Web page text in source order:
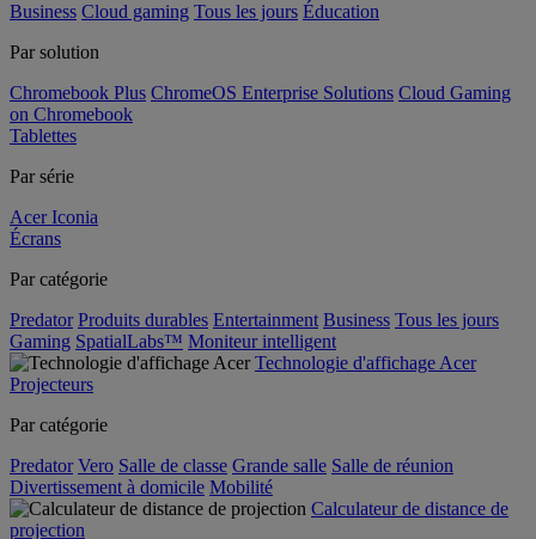
Business Cloud gaming Tous les jours Éducation
Par solution
Chromebook Plus ChromeOS Enterprise Solutions Cloud Gaming
on Chromebook
Tablettes
Par série
Acer Iconia
Écrans
Par catégorie
Predator Produits durables Entertainment Business Tous les jours
Gaming SpatialLabs™ Moniteur intelligent
Technologie d'affichage Acer
Projecteurs
Par catégorie
Predator Vero Salle de classe Grande salle Salle de réunion
Divertissement à domicile Mobilité
Calculateur de distance de
projection